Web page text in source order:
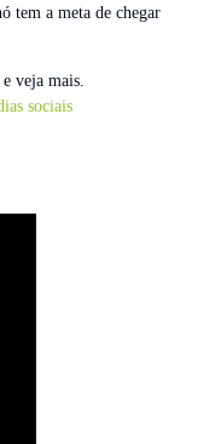
tem a meta de chegar
e veja mais.
sociais